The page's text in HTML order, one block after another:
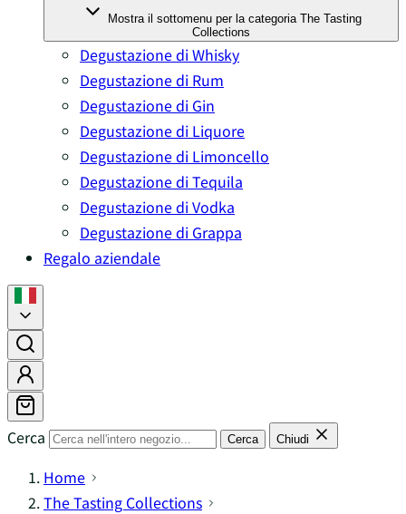
Mostra il sottomenu per la categoria The Tasting
Collections
Degustazione di Whisky
Degustazione di Rum
Degustazione di Gin
Degustazione di Liquore
Degustazione di Limoncello
Degustazione di Tequila
Degustazione di Vodka
Degustazione di Grappa
Regalo aziendale
Cerca Cerca Chiudi
Home
The Tasting Collections